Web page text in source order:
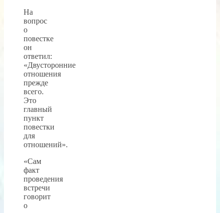
На
вопрос
о
повестке
он
ответил:
«Двусторонние
отношения
прежде
всего.
Это
главный
пункт
повестки
для
отношений».
«Сам
факт
проведения
встречи
говорит
о